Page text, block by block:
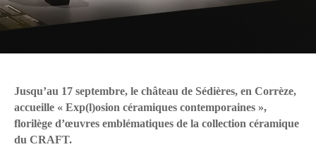
Jusqu’au 17 septembre, le château de Sédières, en Corrèze,
accueille « Exp(l)osion céramiques contemporaines »,
florilège d’œuvres emblématiques de la collection céramique
du CRAFT.